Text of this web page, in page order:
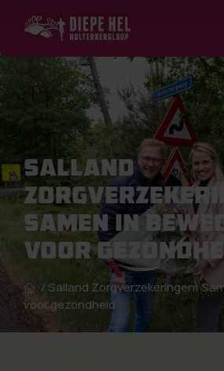
Salland
Samen in
voor
/Salland Zorgverzekeringen;
voor gezondheid